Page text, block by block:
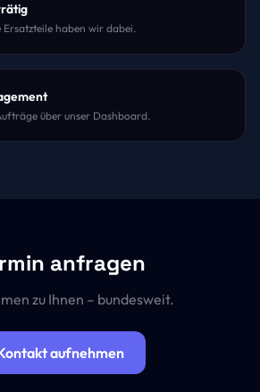
haben wir dabei.
über unser Dashboard.
anfragen
zu Ihnen – bundesweit.
aufnehmen